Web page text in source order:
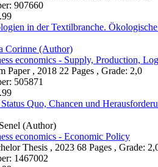
907660
in der Textilbranche.
Corinne (Author)
economics - Supply, Production,
Paper , 2018 22 Pages , Grade: 2,0
505871
Quo, Chancen und
(Author)
economics - Economic Policy
Thesis , 2023 68 Pages , Grade:
1467002